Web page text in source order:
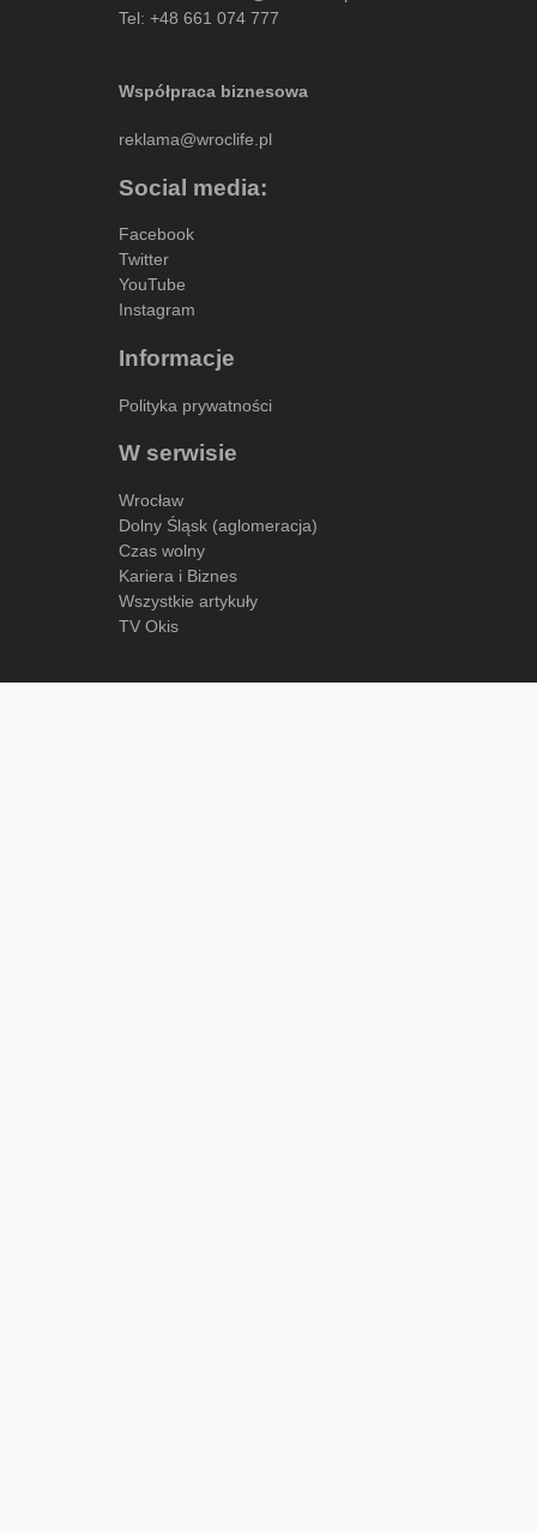
Tel: +48 661 074 777
Współpraca biznesowa
reklama@wroclife.pl
Social media:
Facebook
Twitter
YouTube
Instagram
Informacje
Polityka prywatności
W serwisie
Wrocław
Dolny Śląsk (aglomeracja)
Czas wolny
Kariera i Biznes
Wszystkie artykuły
TV Okis